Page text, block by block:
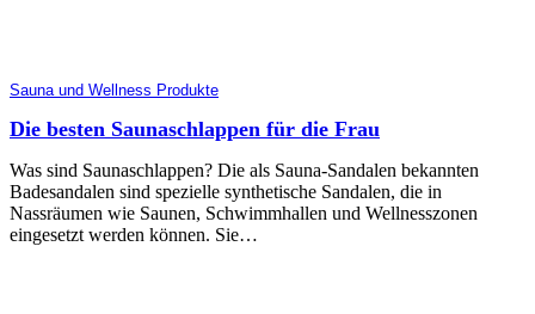
Sauna und Wellness Produkte
Die besten Saunaschlappen für die Frau
Was sind Saunaschlappen? Die als Sauna-Sandalen bekannten
Badesandalen sind spezielle synthetische Sandalen, die in
Nassräumen wie Saunen, Schwimmhallen und Wellnesszonen
eingesetzt werden können. Sie…